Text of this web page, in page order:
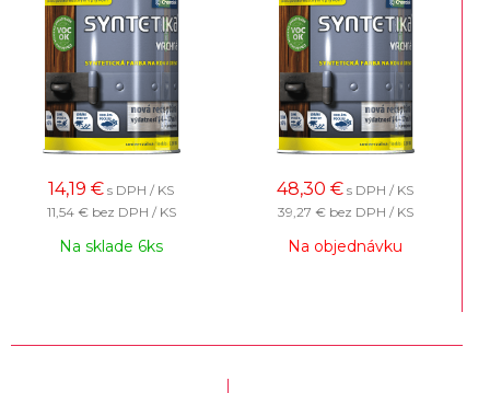
14,19 € s DPH / KS
11,54 € bez DPH / KS
Na sklade 6ks
48,30 € s DPH / KS
39,27 € bez DPH / KS
Na objednávku